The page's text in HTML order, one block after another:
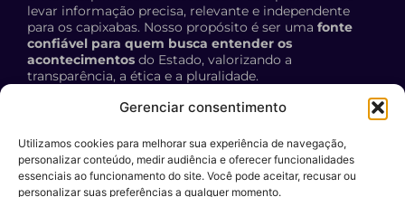
Gerenciar consentimento
Utilizamos cookies para melhorar sua experiência de navegação,
personalizar conteúdo, medir audiência e oferecer funcionalidades
essenciais ao funcionamento do site. Você pode aceitar, recusar ou
personalizar suas preferências a qualquer momento.
levar informação precisa, relevante e independente
para os capixabas. Nosso propósito é ser uma fonte
confiável para quem busca entender os
acontecimentos do Estado, valorizando a
transparência, a ética e a pluralidade.
Política de Privacidade: acesse aqui
contato
E-mail: